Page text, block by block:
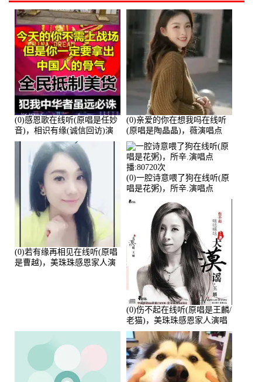
(0)感恩歌在线听(原唱是任妙
音)，相识有缘(诚信回访)演
唱点播:161288次
(0)亲爱的你在想我吗在线听
(原唱是陶晶晶)，薇演唱点
播:159722次
(0)若有缘再相见在线听(原唱
是曹越)，美珠珠感恩家人演
(0)一腔诗意喂了狗在线听(原
唱是花粥)，所辛.演唱点
播:80720次
(0)伤不起在线听(原唱是王麟/
老猫)，美珠珠感恩家人演唱
点播:80218次